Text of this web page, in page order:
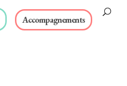
Accompagnements